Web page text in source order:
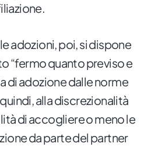
adozioni, poi, si dispone
“fermo quanto previso e
di adozione dalle norme
alla discrezionalità
di accogliere o meno le
da parte del partner